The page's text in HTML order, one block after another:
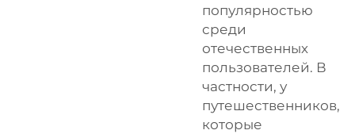
популярностью
среди
отечественных
пользователей. В
частности, у
путешественников,
которые